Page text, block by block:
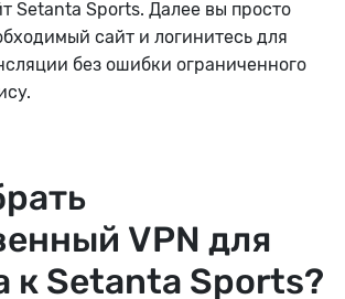
Setanta Sports. Далее вы просто
сайт и логинитесь для
без ошибки ограниченного
VPN для
к Setanta Sports?